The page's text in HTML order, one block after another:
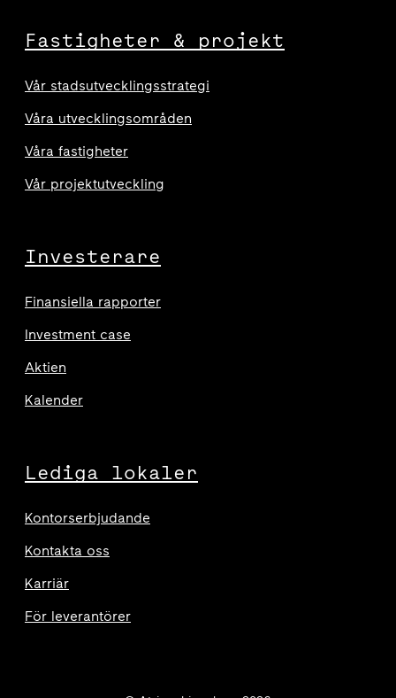
Fastigheter & projekt
Vår stadsutvecklingsstrategi
Våra utvecklingsområden
Våra fastigheter
Vår projektutveckling
Investerare
Finansiella rapporter
Investment case
Aktien
Kalender
Lediga lokaler
Kontorserbjudande
Kontakta oss
Karriär
För leverantörer